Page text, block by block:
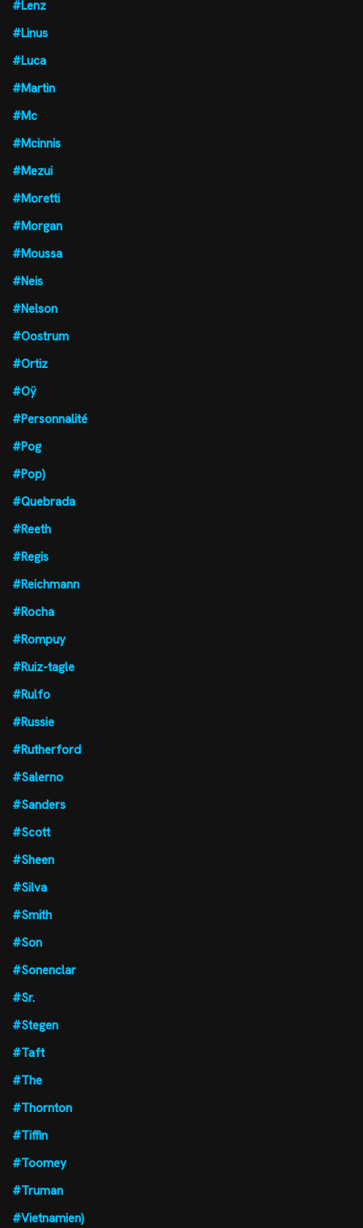
#Lenz
#Linus
#Luca
#Martin
#Mc
#Mcinnis
#Mezui
#Moretti
#Morgan
#Moussa
#Neis
#Nelson
#Oostrum
#Ortiz
#Oÿ
#Personnalité
#Pog
#Pop)
#Quebrada
#Reeth
#Regis
#Reichmann
#Rocha
#Rompuy
#Ruiz-tagle
#Rulfo
#Russie
#Rutherford
#Salerno
#Sanders
#Scott
#Sheen
#Silva
#Smith
#Son
#Sonenclar
#Sr.
#Stegen
#Taft
#The
#Thornton
#Tiffin
#Toomey
#Truman
#Vietnamien)